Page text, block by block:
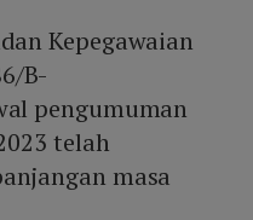
Kepegawaian
B-
pengumuman
telah
masa